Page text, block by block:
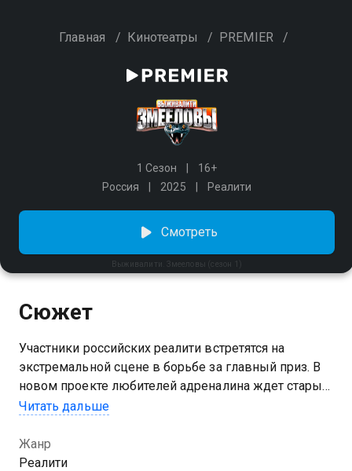
Главная / Кинотеатры / PREMIER /
1 Сезон
16+
Россия
2025 Реалити
Выживалити. Змееловы (сезон 1)
Смотреть
Сюжет
Участники российских реалити встретятся на
экстремальной сцене в борьбе за главный приз. В
новом проекте любителей адреналина ждет старый
ведущий, но новые правила: Вадим Демчог соберет
готовы ради победы. На этот раз задача усложнена:
каждый выпуск помимо прохождения заданий
Читать дальше
Жанр
Реалити